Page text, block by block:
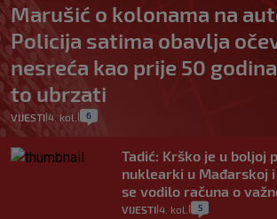
Marušić o kolonama na
Policija satima obavlja
nesreća kao prije 50
to ubrzati
VIJESTI 4. kol. 6
Tadić: Krško je u boljoj
nuklearki u Mađarskoj
se vodilo računa o
VIJESTI 4. kol. 5